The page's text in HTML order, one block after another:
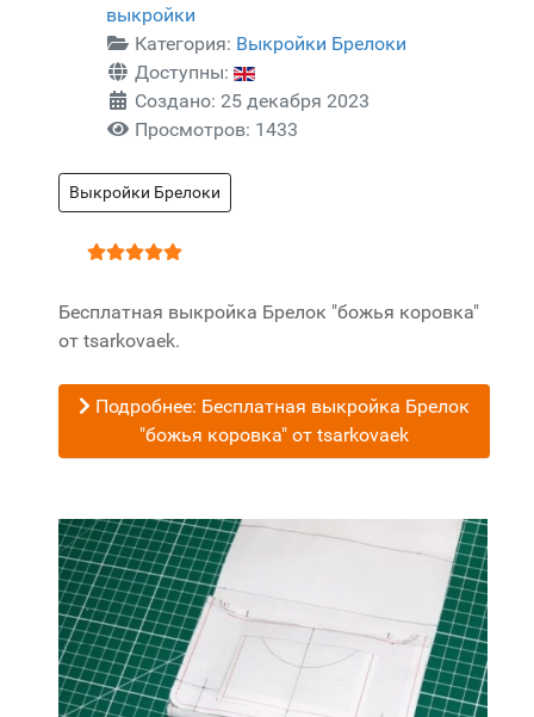
выкройки
Категория: Выкройки Брелоки
Доступны:
Создано: 25 декабря 2023
Просмотров: 1433
Выкройки Брелоки
Бесплатная выкройка Брелок "божья коровка"
от tsarkovaek.
Подробнее: Бесплатная выкройка Брелок
"божья коровка" от tsarkovaek